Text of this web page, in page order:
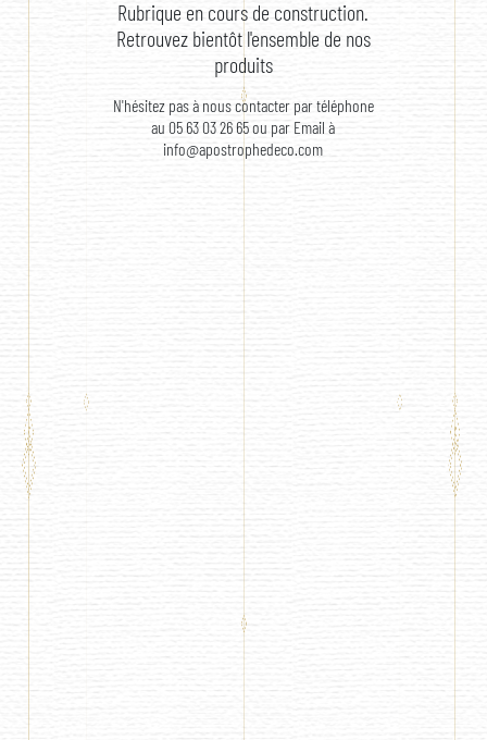
Rubrique en cours de construction.
Retrouvez bientôt l'ensemble de nos
produits
N'hésitez pas à nous contacter par téléphone
au 05 63 03 26 65 ou par Email à
info@apostrophedeco.com